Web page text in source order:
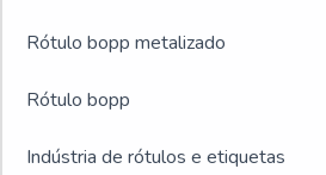
Rótulo bopp metalizado
Rótulo bopp
Indústria de rótulos e etiquetas